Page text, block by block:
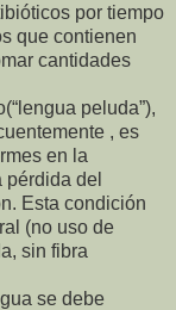
por tiempo
que contienen
cantidades
peluda”),
, es
en la
del
Esta condición
(no uso de
sin fibra
se debe